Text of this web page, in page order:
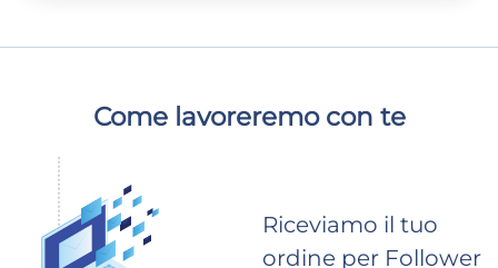
Come lavoreremo con te
Riceviamo il tuo
ordine per Follower